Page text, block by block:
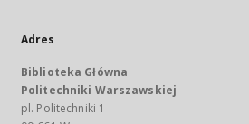
Adres
Biblioteka Główna
Politechniki Warszawskiej
pl. Politechniki 1